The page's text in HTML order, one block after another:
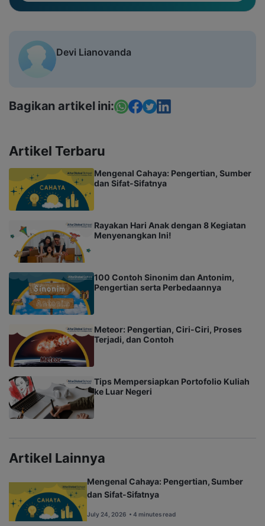
Devi Lianovanda
Bagikan artikel ini:
Artikel Terbaru
Mengenal Cahaya: Pengertian, Sumber
dan Sifat-Sifatnya
Rayakan Hari Anak dengan 8 Kegiatan
Menyenangkan Ini!
100 Contoh Sinonim dan Antonim,
Pengertian serta Perbedaannya
Meteor: Pengertian, Ciri-Ciri, Proses
Terjadi, dan Contoh
Tips Mempersiapkan Portofolio Kuliah
ke Luar Negeri
Artikel Lainnya
Mengenal Cahaya: Pengertian, Sumber
dan Sifat-Sifatnya
July 24, 2026 • 4 minutes read